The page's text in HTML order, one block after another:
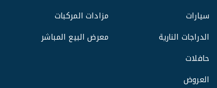
سيارات
الدراجات النارية
حافلات
العروض
مزادات المركبات
معرض البيع المباشر